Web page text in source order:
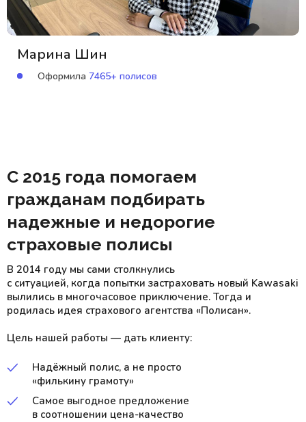
Марина Шин
Оформила 7465+ полисов
С 2015 года помогаем
гражданам подбирать
надежные и недорогие
страховые полисы
В 2014 году мы сами столкнулись
с ситуацией, когда попытки застраховать новый Kawasaki
вылились в многочасовое приключение. Тогда и
родилась идея страхового агентства «Полисан».
Цель нашей работы — дать клиенту:
Надёжный полис, а не просто
«филькину грамоту»
Самое выгодное предложение
в соотношении цена-качество